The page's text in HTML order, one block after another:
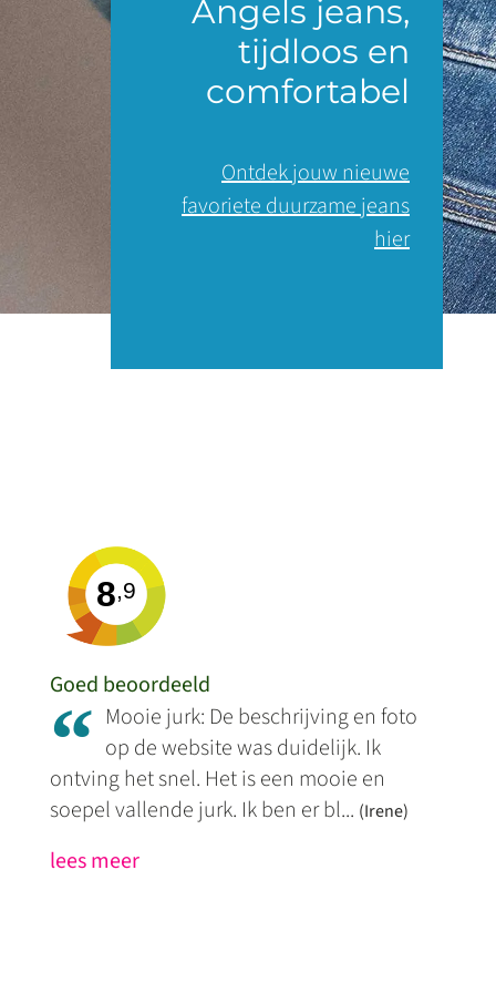
Angels jeans,
tijdloos en
comfortabel
Ontdek jouw nieuwe
favoriete duurzame jeans
hier
8,9
Goed beoordeeld
“ Mooie jurk: De beschrijving en foto
op de website was duidelijk. Ik
ontving het snel. Het is een mooie en
soepel vallende jurk. Ik ben er bl... (Irene)
lees meer